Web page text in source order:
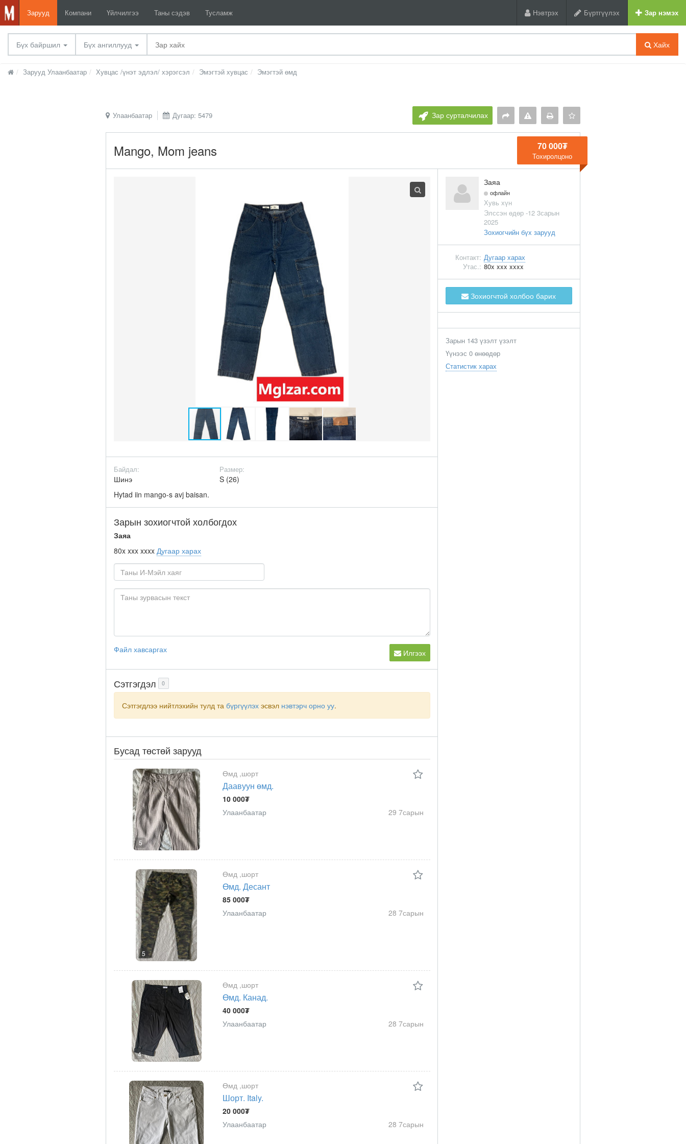
Зарууд Компани Үйлчилгээ Таны сэдэв Тусламж Нэвтрэх Бүртгүүлэх Зар нэмэх
Бүх байршил Бүх ангиллууд Хайх
Зарууд Улаанбаатар Хувцас /үнэт эдлэл/ хэрэгсэл Эмэгтэй хувцас Эмэгтэй өмд
Улаанбаатар Дугаар: 5479 Зар сурталчилах
Mango, Mom jeans 70 000₮
Тохиролцоно
Байдал:
Шинэ
Размер:
S (26)
Hytad iin mango-s avj baisan.
Зарын зохиогчтой холбогдох
Заяа
80x xxx xxxx Дугаар харах
Файл хавсаргах Илгээх
Сэтгэгдэл 0
Сэтгэгдлээ нийтлэхийн тулд та бүргүүлэх эсвэл нэвтэрч орно уу.
Бусад төстөй зарууд
5
Өмд ,шорт
Даавуун өмд.
10 000₮
Улаанбаатар
29 7сарын
5
Өмд ,шорт
Өмд. Десант
85 000₮
Улаанбаатар
28 7сарын
4
Өмд ,шорт
Өмд. Канад.
40 000₮
Улаанбаатар
28 7сарын
Өмд ,шорт
Шорт. Italy.
20 000₮
Улаанбаатар
28 7сарын
Заяа
офлайн
Хувь хүн
Элссэн өдөр -12 3сарын
2025
Зохиогчийн бүх зарууд
Контакт: Дугаар харах
Утас.: 80x xxx xxxx
Зохиогчтой холбоо барих
Зарын 143 үзэлт үзэлт
Үүнээс 0 өнөөдөр
Статистик харах